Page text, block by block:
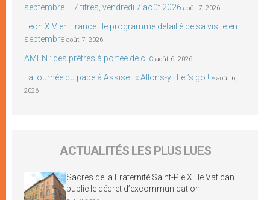
septembre – 7 titres, vendredi 7 août 2026 août 7, 2026
Léon XIV en France : le programme détaillé de sa visite en
septembre août 7, 2026
AMEN : des prêtres à portée de clic août 6, 2026
La journée du pape à Assise : « Allons-y ! Let’s go ! » août 6,
2026
ACTUALITÉS LES PLUS LUES
Sacres de la Fraternité Saint-Pie X : le Vatican
publie le décret d’excommunication